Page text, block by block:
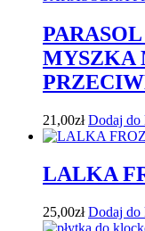
MYSZKA
21,00zł Dodaj do
LALKA
25,00zł Dodaj do